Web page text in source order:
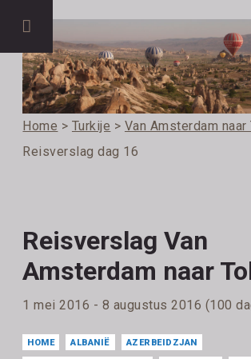
Home > Turkije > Van Amsterdam naar
Reisverslag dag 16
Reisverslag Van
Amsterdam naar
1 mei 2016 - 8 augustus 2016 (100
HOME ALBANIË AZERBEIDZJAN